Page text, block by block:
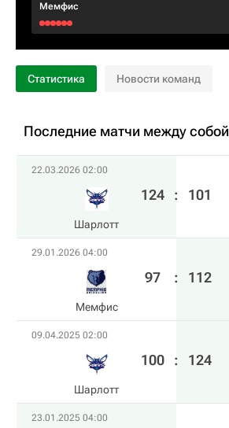
Мемфис
Статистика Новости команд
Последние матчи между собой
22.03.2026 02:00
Шарлотт
124 : 101
29.01.2026 04:00
Мемфис
97 : 112
09.04.2025 02:00
Шарлотт
100 : 124
23.01.2025 04:00